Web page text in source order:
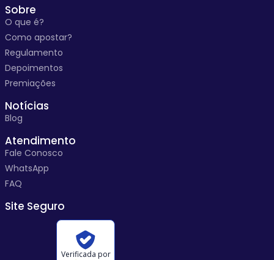
Sobre
O que é?
Como apostar?
Regulamento
Depoimentos
Premiações
Notícias
Blog
Atendimento
Fale Conosco
WhatsApp
FAQ
Site Seguro
Verificada por